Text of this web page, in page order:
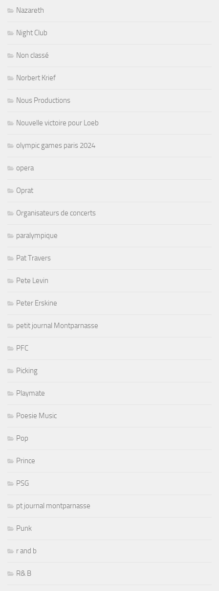
Nazareth
Night Club
Non classé
Norbert Krief
Nous Productions
Nouvelle victoire pour Loeb
olympic games paris 2024
opera
Oprat
Organisateurs de concerts
paralympique
Pat Travers
Pete Levin
Peter Erskine
petit journal Montparnasse
PFC
Picking
Playmate
Poesie Music
Pop
Prince
PSG
pt journal montparnasse
Punk
r and b
R& B